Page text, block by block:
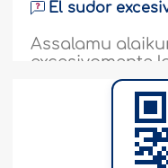
El sudor
Assalamu
excesivamente
nariz, sin fiebre
sabido que los
de
las manos para
Entonces,